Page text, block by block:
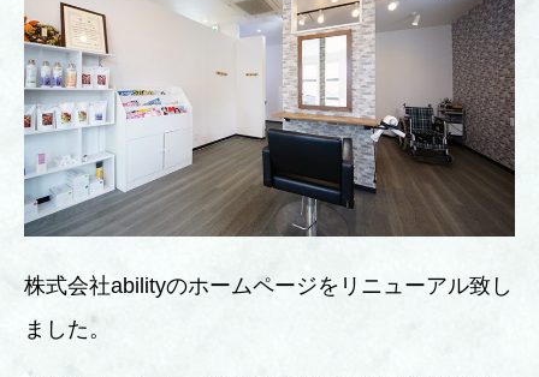
株式会社abilityのホームページをリニューアル致し
ました。